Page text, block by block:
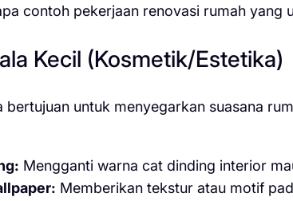
contoh pekerjaan renovasi rumah yang
Kecil (Kosmetik/Estetika)
bertujuan untuk menyegarkan suasana
Mengganti warna cat dinding interior
Memberikan tekstur atau motif